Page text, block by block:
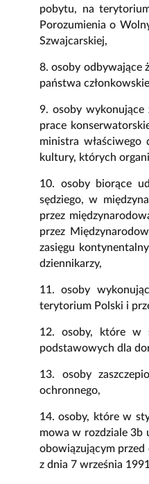
pobytu, na
Porozumienia o
Szwajcarskiej,
8. osoby odbywające
państwa
9. osoby wykonujące
prace
ministra
kultury, których
10. osoby biorące
sędziego, w
przez
przez
zasięgu
dziennikarzy,
11. osoby
terytorium Polski i
12. osoby, które w
podstawowych dla
13. osoby
ochronnego,
14. osoby, które w
mowa w rozdziale 3b
obowiązującym
z dnia 7 września